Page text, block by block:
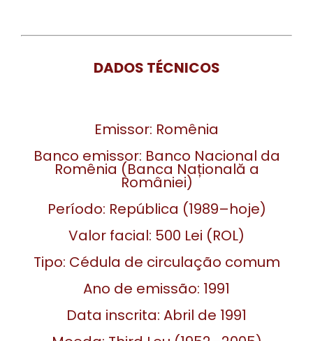
DADOS TÉCNICOS
Emissor: Romênia
Banco emissor: Banco Nacional da
Romênia (Banca Națională a
României)
Período: República (1989–hoje)
Valor facial: 500 Lei (ROL)
Tipo: Cédula de circulação comum
Ano de emissão: 1991
Data inscrita: Abril de 1991